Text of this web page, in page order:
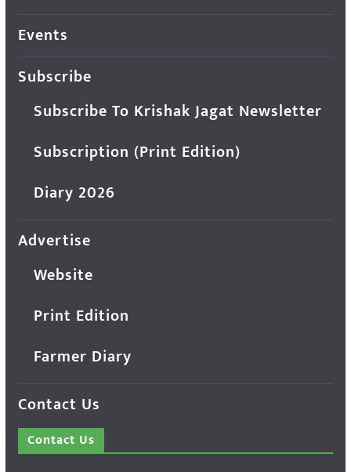
Events
Subscribe
Subscribe To Krishak Jagat Newsletter
Subscription (Print Edition)
Diary 2026
Advertise
Website
Print Edition
Farmer Diary
Contact Us
Contact Us